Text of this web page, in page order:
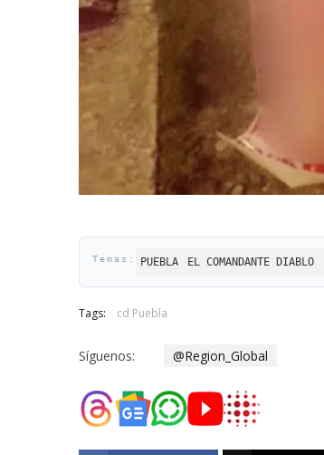
PUEBLA EL COMANDANTE DIABLO
Tags: cd Puebla
Síguenos: @Region_Global